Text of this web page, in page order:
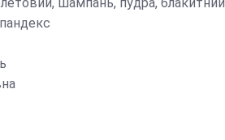
шампань, пудра, блакитний